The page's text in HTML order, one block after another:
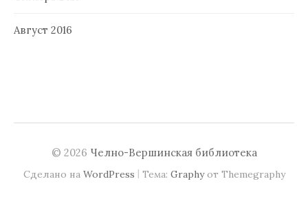
Август 2016
© 2026 Челно-Вершинская библиотека
Сделано на WordPress | Тема: Graphyот Themegraphy